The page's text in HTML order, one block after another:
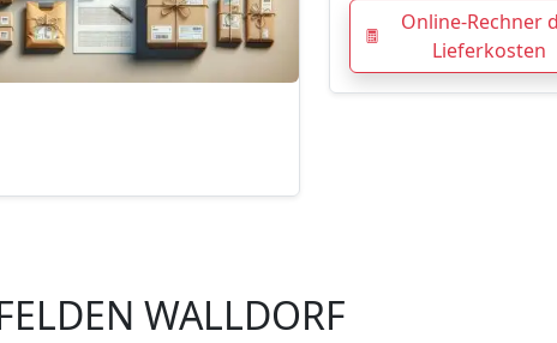
Online-Rechner
Lieferkosten
WALLDORF